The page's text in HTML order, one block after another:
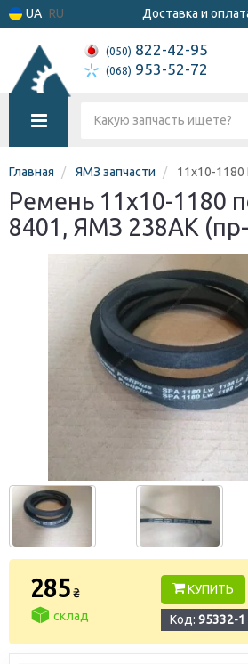
UA RU Доставка и
(050) 822-42-95
(068) 953-52-72
Главная ЯМЗ запчасти 11х10-1180
Ремень 11х10-1180
8401, ЯМЗ 238АК
285₴
склад
КУПИТЬ
Код: 95332-1